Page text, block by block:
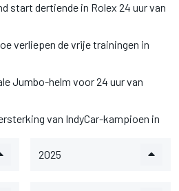
start dertiende in Rolex 24 uur van
verliepen de vrije trainingen in
Jumbo-helm voor 24 uur van
van IndyCar-kampioen in
2025